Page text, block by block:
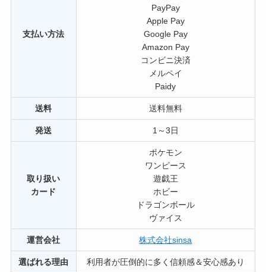
支払い方法
PayPay
Apple Pay
Google Pay
Amazon Pay
コンビニ決済
メルペイ
Paidy
送料 送料無料
発送 1～3日
取り扱い
カード
ポケモン
ワンピース
遊戯王
ホビー
ドラゴンボール
ヴァイス
運営会社 株式会社sinsa
選ばれる理由 利用者が圧倒的に多く信頼感＆安心感あり